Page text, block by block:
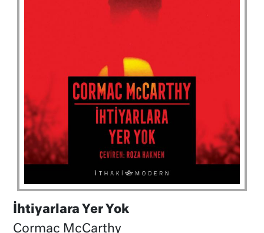
İhtiyarlara Yer Yok
Cormac McCarthy